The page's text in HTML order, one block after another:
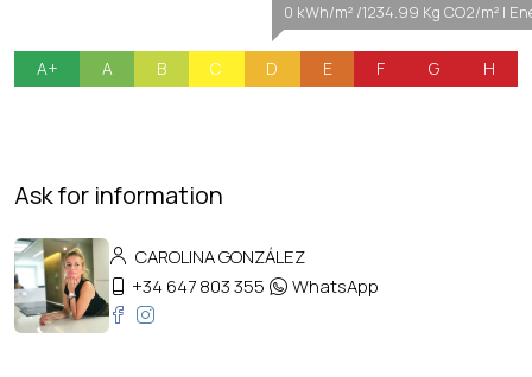
A+ A B C
0 kWh/m² /1234.99 Kg CO2/m² |
D E F G H
Ask for information
CAROLINA GONZÁLEZ
+34 647 803 355
WhatsApp